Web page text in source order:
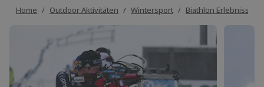
Home / Outdoor Aktivitäten / Wintersport / Biathlon Erlebnisse